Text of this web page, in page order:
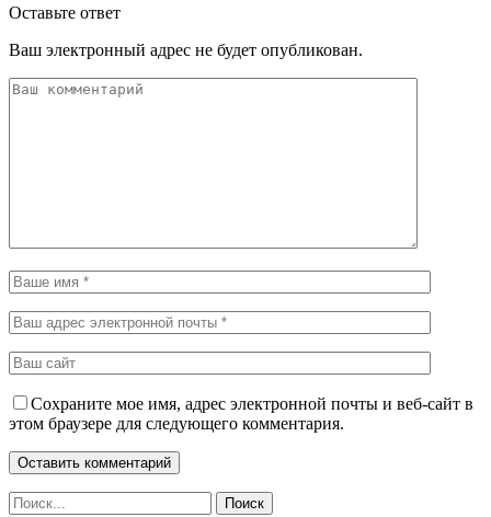
Оставьте ответ
Ваш электронный адрес не будет опубликован.
Сохраните мое имя, адрес электронной почты и веб-сайт в
этом браузере для следующего комментария.